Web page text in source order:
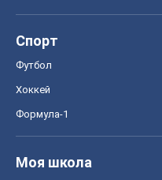
Спорт
Футбол
Хоккей
Формула-1
Моя школа